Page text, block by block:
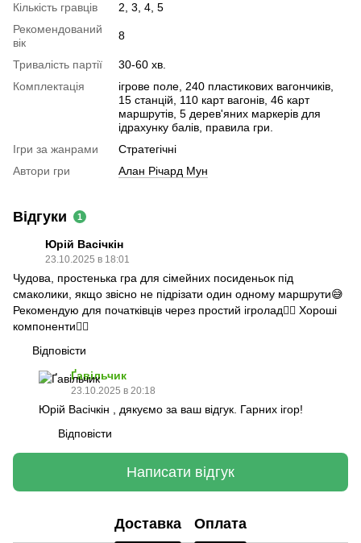
Кількість гравців
2, 3, 4, 5
Рекомендований
вік
8
Тривалість партії
30-60 хв.
Комплектація
ігрове поле, 240 пластикових вагончиків,
15 станцій, 110 карт вагонів, 46 карт
маршрутів, 5 дерев'яних маркерів для
ідрахунку балів, правила гри.
Ігри за жанрами
Стратегічні
Автори гри
Алан Річард Мун
Відгуки 1
Юрій Васічкін
23.10.2025 в 18:01
Чудова, простенька гра для сімейних посиденьок під
смаколики, якщо звісно не підрізати один одному маршрути😅
Рекомендую для початківців через простий ігролад👍🏼 Хороші
компоненти👍🏼
Відповісти
Ґавільчик
23.10.2025 в 20:18
Юрій Васічкін , дякуємо за ваш відгук. Гарних ігор!
Відповісти
Написати відгук
Доставка Оплата